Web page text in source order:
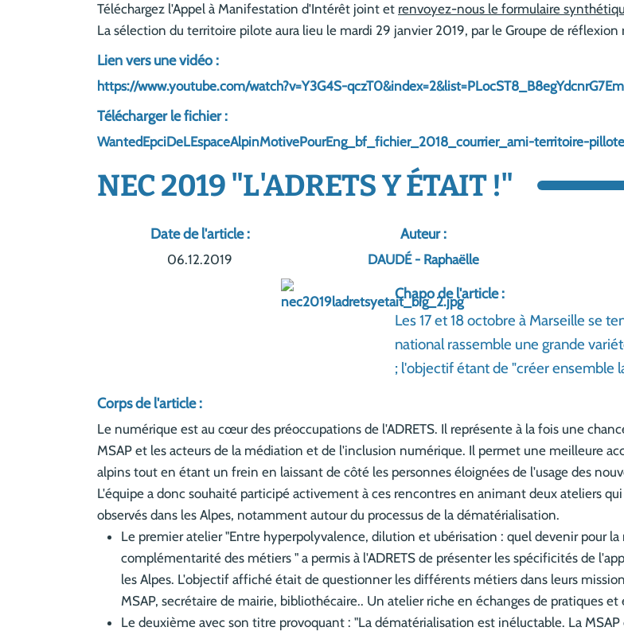
Téléchargez l'Appel à Manifestation d'Intérêt joint et renvoyez-nous le formulaire
La sélection du territoire pilote aura lieu le mardi 29 janvier 2019, par le Groupe de réflexion
Lien vers une vidéo :
https://www.youtube.com/watch?v=Y3G4S-
Télécharger le fichier :
WantedEpciDeLEspaceAlpinMotivePourEng_bf_fichier_2018_courrier_ami-territoire-
NEC 2019 "L'ADRETS Y ÉTAIT !"
Date de l'article :
06.12.2019
Auteur :
DAUDÉ - Raphaëlle
Chapo de l'article :
Les 17 et 18 octobre à Marseille se
national rassemble une grande
; l'objectif étant de "créer ensemble
Corps de l'article :
Le numérique est au cœur des préoccupations de l'ADRETS. Il représente à la fois une
MSAP et les acteurs de la médiation et de l'inclusion numérique. Il permet une meilleure
alpins tout en étant un frein en laissant de côté les personnes éloignées de l'usage des
L'équipe a donc souhaité participé activement à ces rencontres en animant deux ateliers
observés dans les Alpes, notamment autour du processus de la dématérialisation.
Le premier atelier "Entre hyperpolyvalence, dilution et ubérisation : quel devenir pour
complémentarité des métiers " a permis à l'ADRETS de présenter les spécificités de
les Alpes. L'objectif affiché était de questionner les différents métiers dans leurs
MSAP, secrétaire de mairie, bibliothécaire.. Un atelier riche en échanges de pratiques
Le deuxième avec son titre provoquant : "La dématérialisation est inéluctable. La